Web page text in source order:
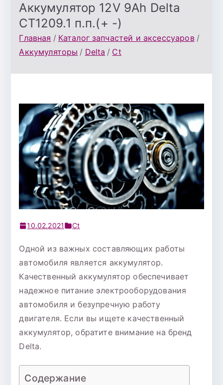
Аккумулятор 12V 9Ah Delta
CT1209.1 п.п.(+ -)
Главная
Каталог запчастей и аксессуаров
Аккумуляторы
Delta Ct
10.02.2021 Ct
Одной из важных составляющих работы
автомобиля является аккумулятор.
Качественный аккумулятор обеспечивает
надежное питание электрооборудования
автомобиля и безупречную работу
двигателя. Если вы ищете качественный
аккумулятор, обратите внимание на бренд
Delta.
Содержание